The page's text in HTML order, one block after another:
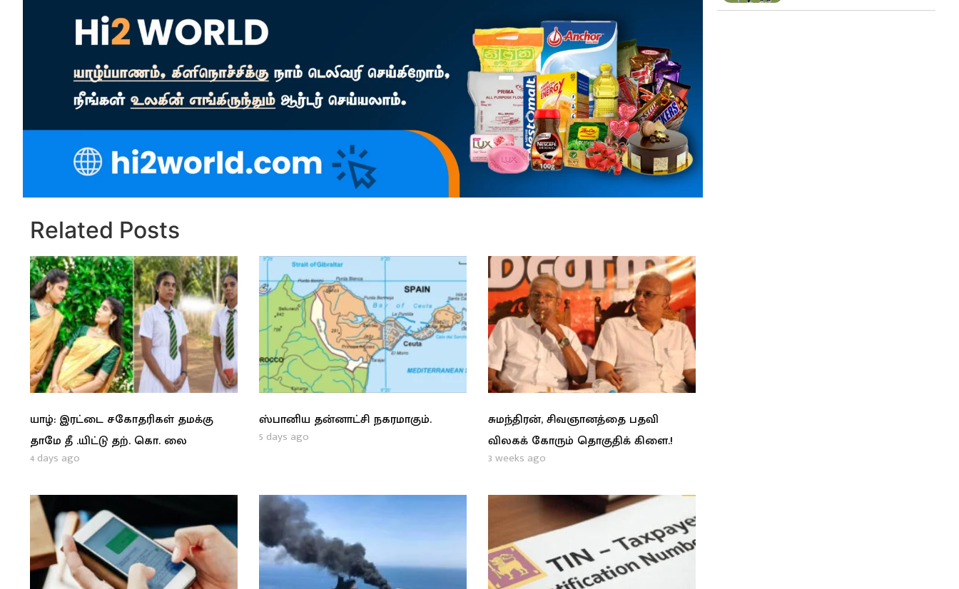
Related Posts
யாழ்: இரட்டை சகோதரிகள் தமக்கு
தாமே தீ .யிட்டு தற். கொ. லை
4 days ago
ஸ்பானிய தன்னாட்சி நகரமாகும்.
5 days ago
சுமந்திரன், சிவஞானத்தை பதவி
விலகக் கோரும் தொகுதிக் கிளை.!
3 weeks ago